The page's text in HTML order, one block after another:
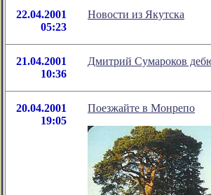
22.04.2001
05:23
Новости из Якутска
21.04.2001
10:36
Дмитрий Сумароков
20.04.2001
19:05
Поезжайте в Монрепо